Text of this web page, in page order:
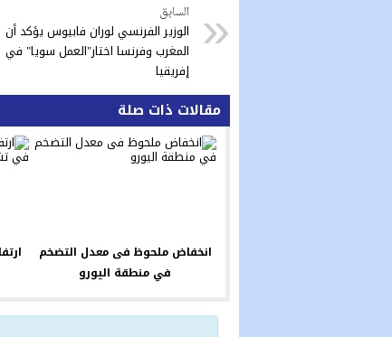
السابق
الوزير الفرنسي لوران فابيوس يؤكد أن
المغرب وفرنسا اختار"العمل سويا" في
إفريقيا
مقالات ذات صلة
انخفاض ملحوظ فى معدل التضخم
في منطقة اليورو